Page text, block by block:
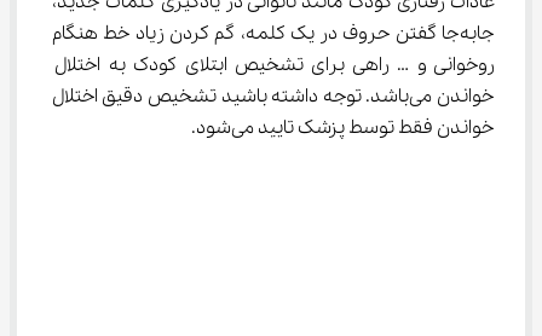
جا‌به‌جا گفتن حروف در یک کلمه، گم کردن زیاد خط هنگام
روخوانی و … راهی برای تشخیص ابتلای کودک به اختلال
خواندن می‌باشد. توجه داشته باشید تشخیص دقیق اختلال
خواندن فقط توسط پزشک تایید می‌شود.